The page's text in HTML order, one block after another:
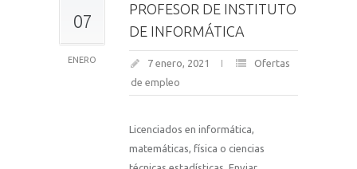
07
ENERO
PROFESOR DE INSTITUTO
DE INFORMÁTICA
7 enero, 2021
Ofertas
de empleo
Licenciados en informática,
matemáticas, física o ciencias